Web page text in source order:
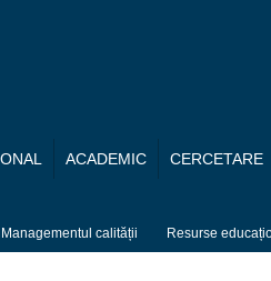
ACADEMIC CERCETARE
Managementul calității Resurse